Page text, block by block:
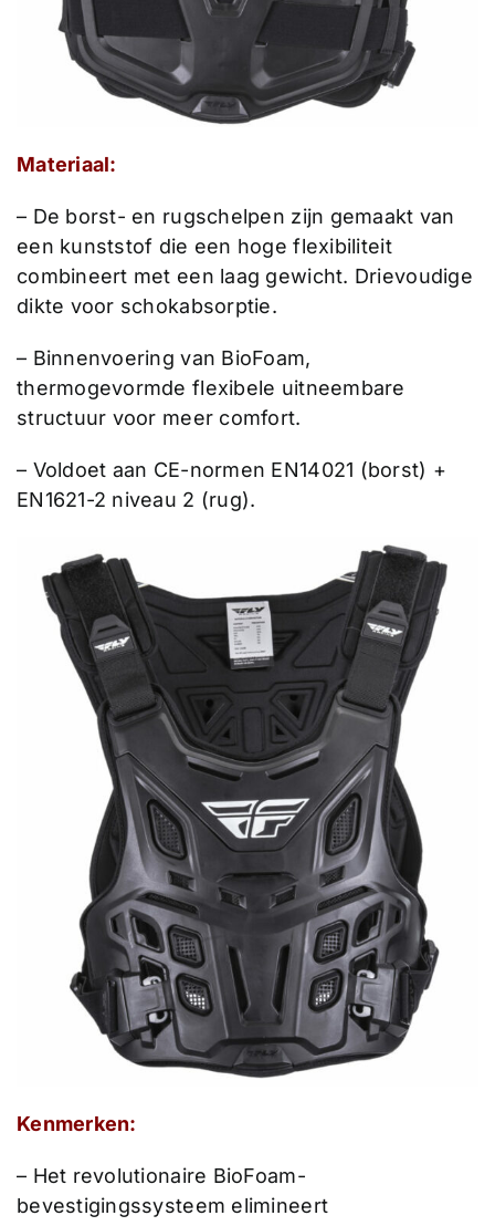
Materiaal:
– De borst- en rugschelpen zijn gemaakt van
een kunststof die een hoge flexibiliteit
combineert met een laag gewicht. Drievoudige
dikte voor schokabsorptie.
– Binnenvoering van BioFoam,
thermogevormde flexibele uitneembare
structuur voor meer comfort.
– Voldoet aan CE-normen EN14021 (borst) +
EN1621-2 niveau 2 (rug).
Kenmerken:
– Het revolutionaire BioFoam-
bevestigingssysteem elimineert